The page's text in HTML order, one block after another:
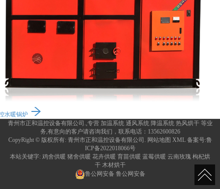
水暖锅炉
青州市正和温控设备有限公司.,专营 加温系统 通风系统 降温系统 热风烘干等业
务,有意向的客户请咨询我们，联系电话： 13562600826
CopyRight © 版权所有: 青州市正和温控设备有限公司. 网站地图 XML备案号:鲁
ICP备2022018066号
本站关键字: 鸡舍供暖 猪舍供暖 花卉供暖 育苗供暖 蓝莓供暖 云南玫瑰 枸杞烘
干 木材烘干
鲁公网安备 鲁公网安备